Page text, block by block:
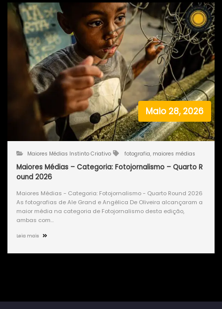
Maio 28, 2026
Maiores Médias Instinto Criativo fotografia, maiores médias
Maiores Médias – Categoria: Fotojornalismo – Quarto R
ound 2026
Maiores Médias - Categoria: Fotojornalismo - Quarto Round 2026
As fotografias de Ale Grand e Angélica De Oliveira alcançaram a
maior média na categoria de Fotojornalismo desta edição,
ambas com…
Leia mais